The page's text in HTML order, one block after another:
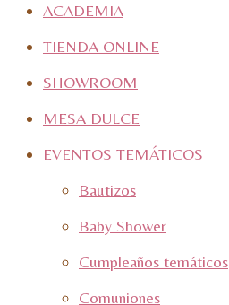
ACADEMIA
TIENDA ONLINE
SHOWROOM
MESA DULCE
EVENTOS TEMÁTICOS
Bautizos
Baby Shower
Cumpleaños temáticos
Comuniones